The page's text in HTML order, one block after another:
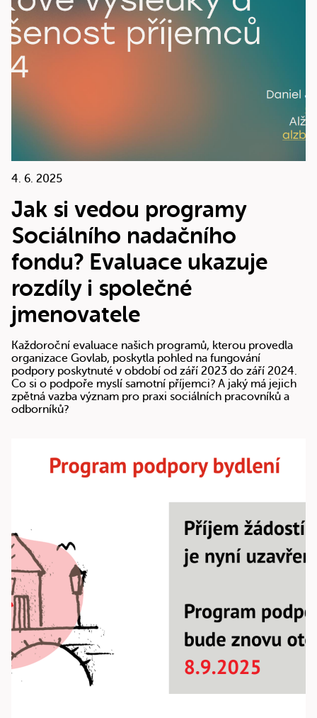
4. 6. 2025
Jak si vedou programy
Sociálního nadačního
fondu? Evaluace ukazuje
rozdíly i společné
jmenovatele
Každoroční evaluace našich programů, kterou provedla
organizace Govlab, poskytla pohled na fungování
podpory poskytnuté v období od září 2023 do září 2024.
Co si o podpoře myslí samotní příjemci? A jaký má jejich
zpětná vazba význam pro praxi sociálních pracovníků a
odborníků?